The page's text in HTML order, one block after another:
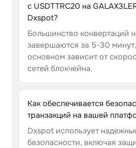
с USDTTRC20 на
Dxspot?
Большинство конвертаций
завершаются за 5-30
основном зависит от
сетей блокчейна.
Как обеспечивается
транзакций на вашей
Dxspot использует
безопасности, включая